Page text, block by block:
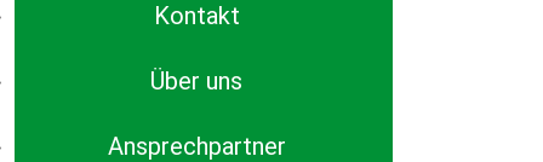
Kontakt
Über uns
Ansprechpartner